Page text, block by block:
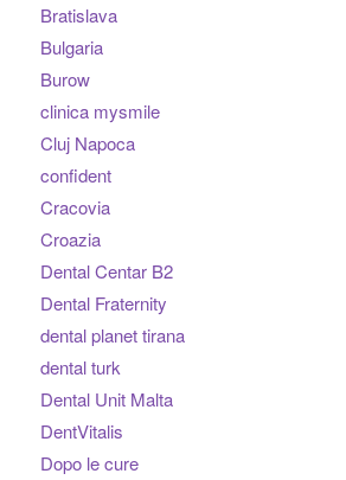
Bratislava
Bulgaria
Burow
clinica mysmile
Cluj Napoca
confident
Cracovia
Croazia
Dental Centar B2
Dental Fraternity
dental planet tirana
dental turk
Dental Unit Malta
DentVitalis
Dopo le cure